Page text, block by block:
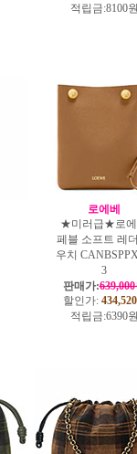
적립금:8100
로에베
★미러급★로
페블 소프트 레
우치
3
판매가:
할인가: 434,520
적립금:6390